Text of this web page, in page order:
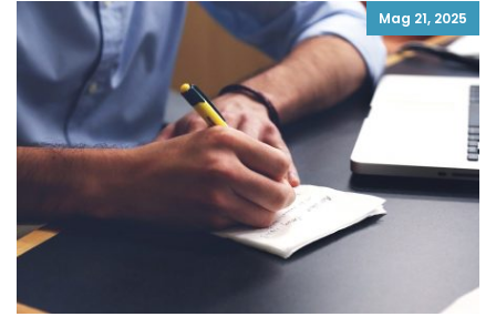
Mag 21, 2025